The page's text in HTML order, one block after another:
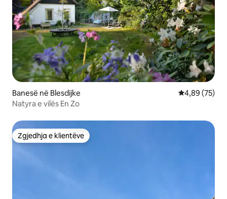
Banesë në Blesdijke Vlerësimi
4,89 (75)
Natyra e vilës En Zo
Zgjedhja e klientëve
Zgjedhja e klientëve